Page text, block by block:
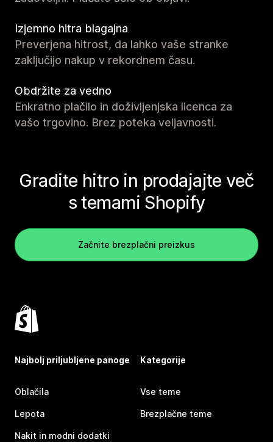
Izjemno hitra blagajna
Preverjena hitrost, da lahko vaše stranke
zaključijo nakup v rekordnem času.
Obdržite za vedno
Enkratno plačilo in doživljenjska licenca za
vašo trgovino. Brez poteka veljavnosti.
Gradite hitro in prodajajte več
s temami Shopify
Začnite brezplačni preizkus
Najbolj priljubljene panoge
Oblačila
Lepota
Nakit in modni dodatki
Kategorije
Vse teme
Brezplačne teme